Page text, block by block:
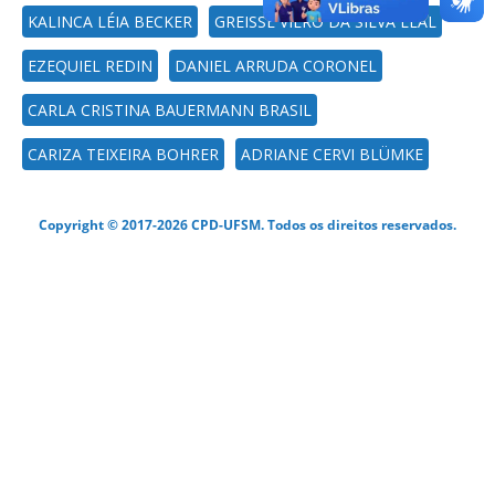
KALINCA LÉIA BECKER GREISSE VIERO DA SILVA LEAL
EZEQUIEL REDIN DANIEL ARRUDA CORONEL
CARLA CRISTINA BAUERMANN BRASIL
CARIZA TEIXEIRA BOHRER ADRIANE CERVI BLÜMKE
Copyright © 2017-2026 CPD-UFSM. Todos os direitos reservados.